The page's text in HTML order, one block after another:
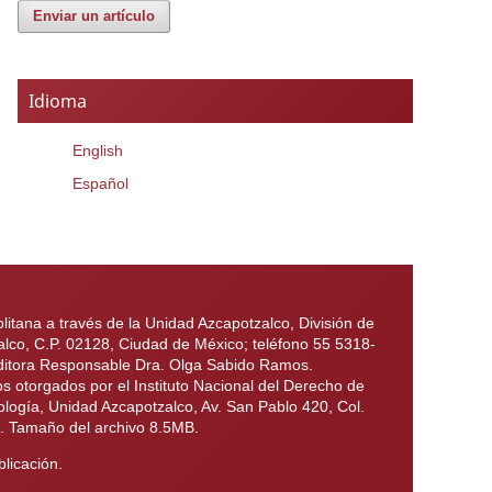
Enviar un artículo
Idioma
English
Español
a través de la Unidad Azcapotzalco, División de
C.P. 02128, Ciudad de México; teléfono 55 5318-
Responsable Dra. Olga Sabido Ramos.
otorgados por el Instituto Nacional del Derecho de
Unidad Azcapotzalco, Av. San Pablo 420, Col.
del archivo 8.5MB.